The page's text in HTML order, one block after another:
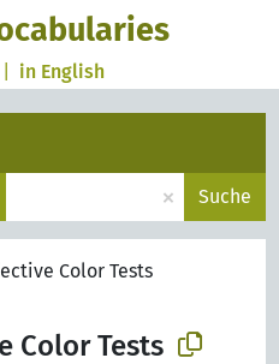
in English
× Suche
Color Tests
Color Tests